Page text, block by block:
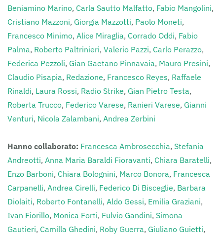
Beniamino Marino, Carla Sautto Malfatto, Fabio Mangolini,
Cristiano Mazzoni, Giorgia Mazzotti, Paolo Moneti,
Francesco Minimo, Alice Miraglia, Corrado Oddi, Fabio
Palma, Roberto Paltrinieri, Valerio Pazzi, Carlo Perazzo,
Federica Pezzoli, Gian Gaetano Pinnavaia, Mauro Presini,
Claudio Pisapia, Redazione, Francesco Reyes, Raffaele
Rinaldi, Laura Rossi, Radio Strike, Gian Pietro Testa,
Roberta Trucco, Federico Varese, Ranieri Varese, Gianni
Venturi, Nicola Zalambani, Andrea Zerbini
Hanno collaborato: Francesca Ambrosecchia, Stefania
Andreotti, Anna Maria Baraldi Fioravanti, Chiara Baratelli,
Enzo Barboni, Chiara Bolognini, Marco Bonora, Francesca
Carpanelli, Andrea Cirelli, Federico Di Bisceglie, Barbara
Diolaiti, Roberto Fontanelli, Aldo Gessi, Emilia Graziani,
Ivan Fiorillo, Monica Forti, Fulvio Gandini, Simona
Gautieri, Camilla Ghedini, Roby Guerra, Giuliano Guietti,